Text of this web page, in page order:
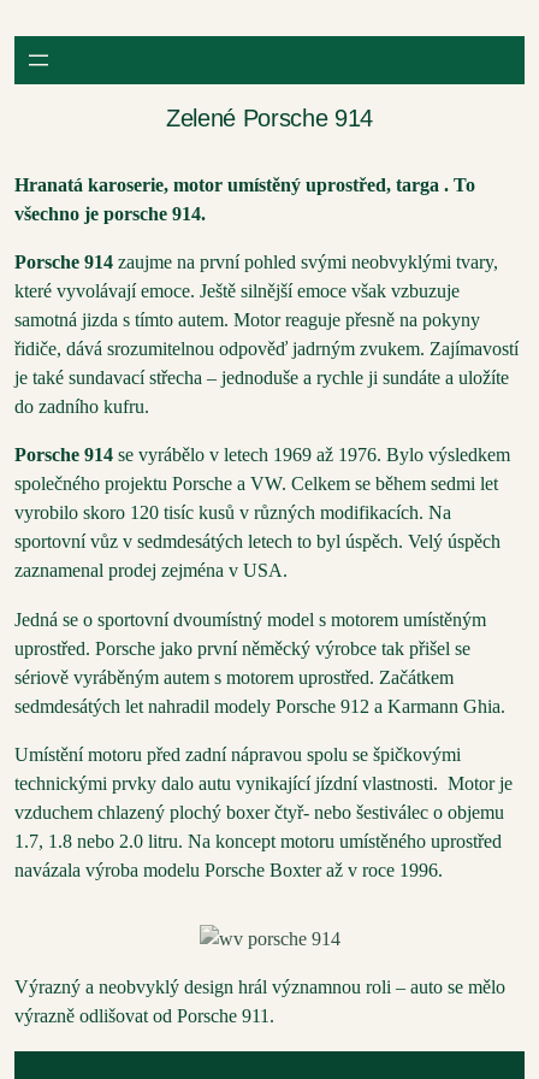
obsah
Zelené Porsche 914
Hranatá karoserie, motor umístěný uprostřed, targa . To
všechno je porsche 914.
Porsche 914 zaujme na první pohled svými neobvyklými tvary,
které vyvolávají emoce. Ještě silnější emoce však vzbuzuje
samotná jizda s tímto autem. Motor reaguje přesně na pokyny
řidiče, dává srozumitelnou odpověď jadrným zvukem. Zajímavostí
je také sundavací střecha – jednoduše a rychle ji sundáte a uložíte
do zadního kufru.
Porsche 914 se vyrábělo v letech 1969 až 1976. Bylo výsledkem
společného projektu Porsche a VW. Celkem se během sedmi let
vyrobilo skoro 120 tisíc kusů v různých modifikacích. Na
sportovní vůz v sedmdesátých letech to byl úspěch. Velý úspěch
zaznamenal prodej zejména v USA.
Jedná se o sportovní dvoumístný model s motorem umístěným
uprostřed. Porsche jako první něměcký výrobce tak přišel se
sériově vyráběným autem s motorem uprostřed. Začátkem
sedmdesátých let nahradil modely Porsche 912 a Karmann Ghia.
Umístění motoru před zadní nápravou spolu se špičkovými
technickými prvky dalo autu vynikající jízdní vlastnosti. Motor je
vzduchem chlazený plochý boxer čtyř- nebo šestiválec o objemu
1.7, 1.8 nebo 2.0 litru. Na koncept motoru umístěného uprostřed
navázala výroba modelu Porsche Boxter až v roce 1996.
Výrazný a neobvyklý design hrál významnou roli – auto se mělo
výrazně odlišovat od Porsche 911.